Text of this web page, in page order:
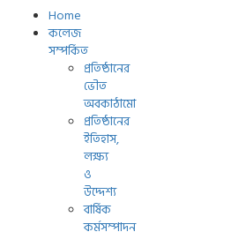
Home
কলেজ
সম্পর্কিত
প্রতিষ্ঠানের
ভৌত
অবকাঠামো
প্রতিষ্ঠানের
ইতিহাস,
লক্ষ্য
ও
উদ্দেশ্য
বার্ষিক
কর্মসম্পাদন